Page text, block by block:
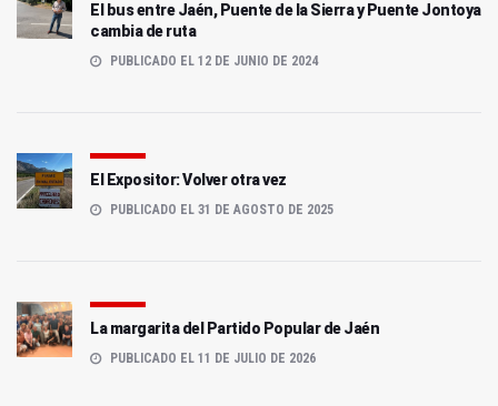
El bus entre Jaén, Puente de la Sierra y Puente Jontoya
cambia de ruta
PUBLICADO EL 12 DE JUNIO DE 2024
El Expositor: Volver otra vez
PUBLICADO EL 31 DE AGOSTO DE 2025
La margarita del Partido Popular de Jaén
PUBLICADO EL 11 DE JULIO DE 2026